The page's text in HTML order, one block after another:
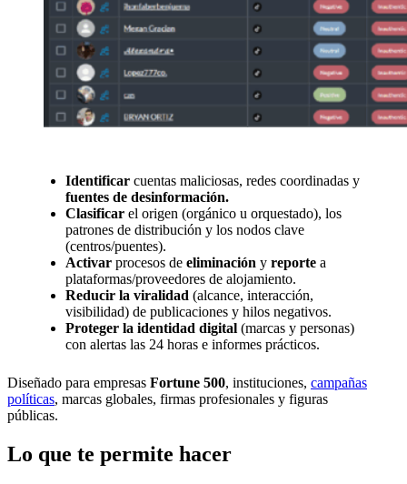
Identificar cuentas maliciosas, redes coordinadas y
fuentes de desinformación.
Clasificar el origen (orgánico u orquestado), los
patrones de distribución y los nodos clave
(centros/puentes).
Activar procesos de eliminación y reporte a
plataformas/proveedores de alojamiento.
Reducir la viralidad (alcance, interacción,
visibilidad) de publicaciones y hilos negativos.
Proteger la identidad digital (marcas y personas)
con alertas las 24 horas e informes prácticos.
Diseñado para empresas Fortune 500, instituciones, campañas
políticas, marcas globales, firmas profesionales y figuras
públicas.
Lo que te permite hacer